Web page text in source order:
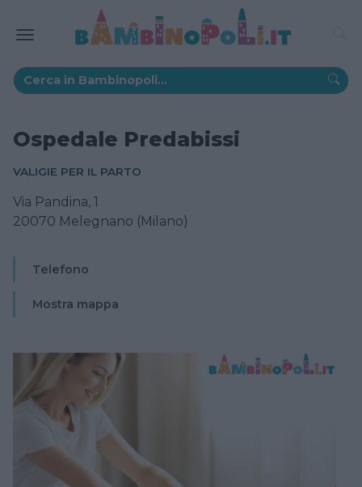
Ospedale Predabissi
VALIGIE PER IL PARTO
Via Pandina, 1
20070 Melegnano (Milano)
Telefono
Mostra mappa